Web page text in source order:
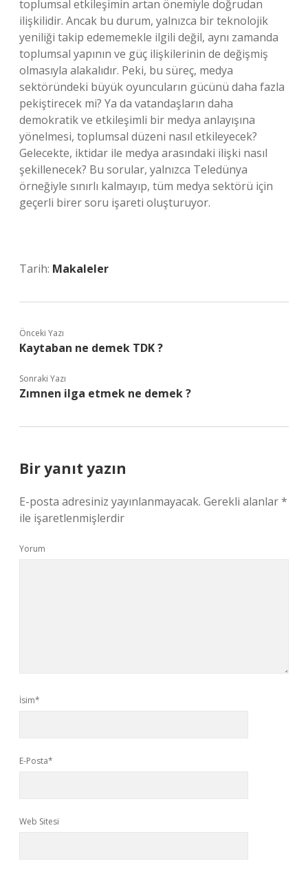
toplumsal etkileşimin artan önemiyle doğrudan
ilişkilidir. Ancak bu durum, yalnızca bir teknolojik
yeniliği takip edememekle ilgili değil, aynı zamanda
toplumsal yapının ve güç ilişkilerinin de değişmiş
olmasıyla alakalıdır. Peki, bu süreç, medya
sektöründeki büyük oyuncuların gücünü daha fazla
pekiştirecek mi? Ya da vatandaşların daha
demokratik ve etkileşimli bir medya anlayışına
yönelmesi, toplumsal düzeni nasıl etkileyecek?
Gelecekte, iktidar ile medya arasındaki ilişki nasıl
şekillenecek? Bu sorular, yalnızca Teledünya
örneğiyle sınırlı kalmayıp, tüm medya sektörü için
geçerli birer soru işareti oluşturuyor.
Tarih: Makaleler
Önceki Yazı
Kaytaban ne demek TDK ?
Sonraki Yazı
Zımnen ilga etmek ne demek ?
Bir yanıt yazın
E-posta adresiniz yayınlanmayacak. Gerekli alanlar*
ile işaretlenmişlerdir
Yorum
İsim*
E-Posta*
Web Sitesi